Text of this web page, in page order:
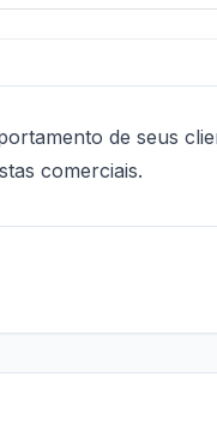
de seus
comerciais.